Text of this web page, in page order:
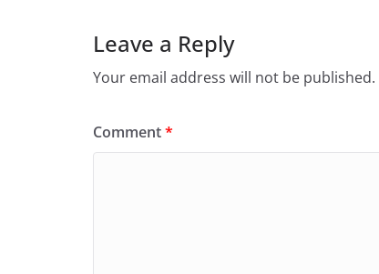
Leave a Reply
Your email address will not be published.
Comment*